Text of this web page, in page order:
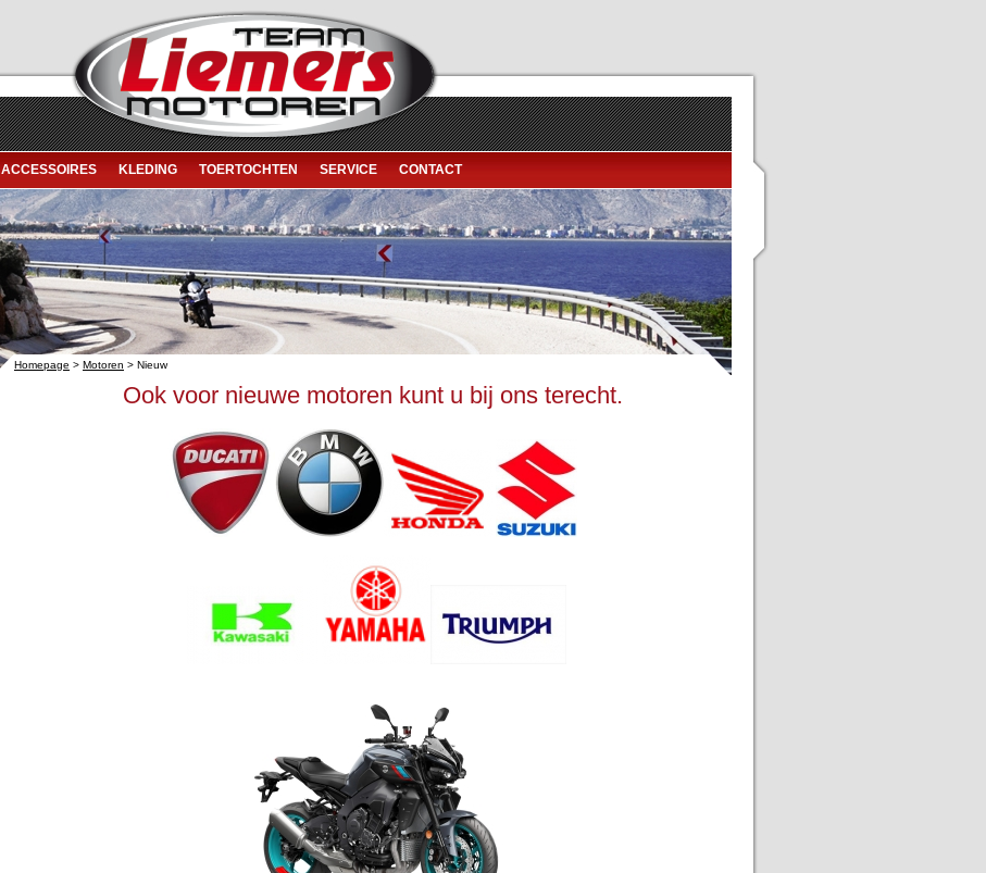
Ook voor nieuwe motoren kunt u bij ons terecht.
Homepage > Motoren > Nieuw
ACCESSOIRES KLEDING TOERTOCHTEN SERVICE CONTACT